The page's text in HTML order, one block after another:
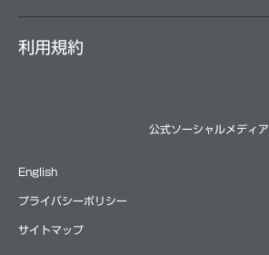
利用規約
公式ソーシャルメディア
English
プライバシーポリシー
サイトマップ